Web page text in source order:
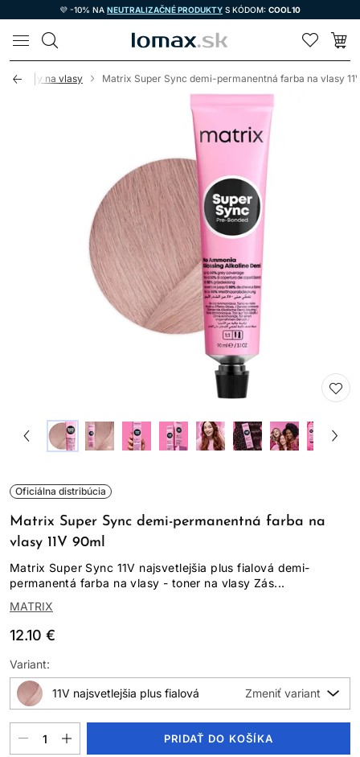
💜 -10% NA NEUTRALIZAČNÉ PRODUKTY S KÓDOM: COOL10
LOMAX
farby na vlasy Matrix Super Sync demi-permanentná farba na vlasy
Oficiálna distribúcia
Matrix Super Sync demi-permanentná farba na
vlasy 11V 90ml
Matrix Super Sync 11V najsvetlejšia plus fialová demi-
permanentá farba na vlasy - toner na vlasy Zás...
MATRIX
12.10 €
Variant:
11V najsvetlejšia plus fialová
PRIDAŤ DO KOŠÍKA